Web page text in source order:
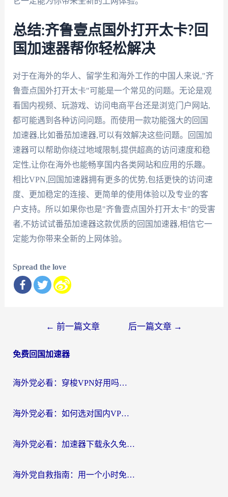
总结:齐鲁壹点国外打开太卡?回
国加速器帮你轻松解决
对于在海外的华人、留学生和海外工作的中国人来说,"齐
鲁壹点国外打开太卡"可能是一个常见的问题。无论是观
看国内视频、玩游戏、访问电商平台还是浏览门户网站,
都可能遇到各种访问问题。而使用一款功能强大的回国
加速器,比如番茄加速器,可以有效解决这些问题。回国加
速器可以帮助你绕过地域限制,提供超高的访问速度和稳
定性,让你在海外也能畅享国内各类网站和应用的乐趣。
相比VPN,回国加速器拥有更多的优势,包括更快的访问速
度、更加稳定的连接、更简单的使用体验以及专业的客
户支持。所以如果你也是"齐鲁壹点国外打开太卡"的受害
者,不妨试试番茄加速器这款优质的回国加速器,相信它一
定能为你带来全新的上网体验。
Spread the love
导
← 前一篇文章 后一篇文章 →
免费回国加速器
海外党必看：穿梭VPN好用吗？和云帆VPN对比哪个回国效果更好？附真实测评+避坑指南
海外党必看：如何选对国内VPN，实现无缝访问国内资源？
海外党必看：加速器下载永久免费版真的存在吗？教你无缝访问国内资源的正确姿势
海外党自救指南：用一个小时免费加速器，轻松打破国内资源访问壁垒？